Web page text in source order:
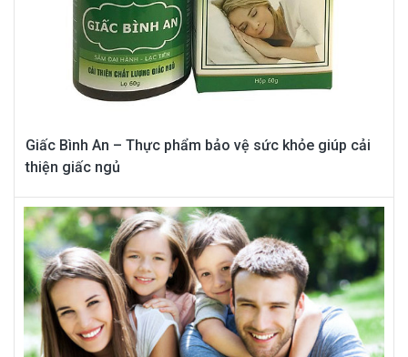
Giấc Bình An – Thực phẩm bảo vệ sức khỏe giúp cải
thiện giấc ngủ